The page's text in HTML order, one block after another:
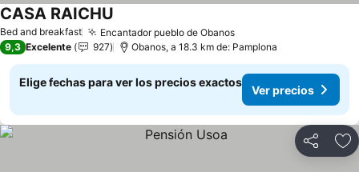
Bed and breakfast Encantador pueblo de ObanosVer precios
CASA RAICHU
9,3 Excelente 927 Obanos, a 18.3 km de: Pamplona
Elige fechas para ver los precios exactos
Ver precios
Compartir